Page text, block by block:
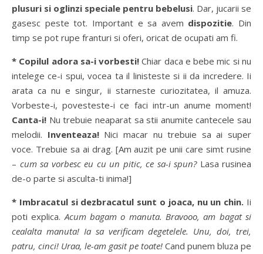
plusuri si oglinzi speciale pentru bebelusi. Dar, jucarii se
gasesc peste tot. Important e sa avem dispozitie. Din
timp se pot rupe franturi si oferi, oricat de ocupati am fi.
* Copilul adora sa-i vorbesti! Chiar daca e bebe mic si nu
intelege ce-i spui, vocea ta il linisteste si ii da incredere. Ii
arata ca nu e singur, ii starneste curiozitatea, il amuza.
Vorbeste-i, povesteste-i ce faci intr-un anume moment!
Canta-i! Nu trebuie neaparat sa stii anumite cantecele sau
melodii. Inventeaza!Nici macar nu trebuie sa ai super
voce. Trebuie sa ai drag. [Am auzit pe unii care simt rusine
– cum sa vorbesc eu cu un pitic, ce sa-i spun?Lasa rusinea
de-o parte si asculta-ti inima!]
* Imbracatul si dezbracatul sunt o joaca, nu un chin. Ii
poti explica.Acum bagam o manuta. Bravooo, am bagat si
cealalta manuta! Ia sa verificam degetelele. Unu, doi, trei,
patru, cinci! Uraa, le-am gasit pe toate! Cand punem bluza pe